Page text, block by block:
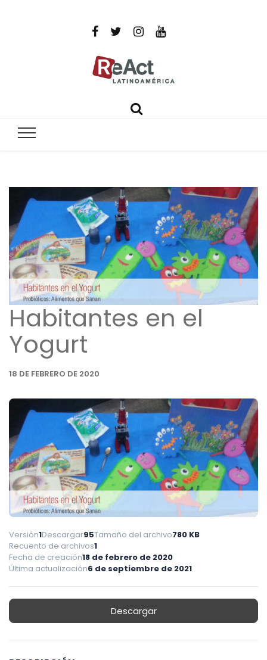
Por un mundo libre de infecciones intratables
Habitantes en el
Yogurt
18 DE FEBRERO DE 2020
Versión1Descargar95Tamaño del archivo780 KB
Recuento de archivos1
Fecha de creación18 de febrero de 2020
Última actualización6 de septiembre de 2021
Descargar